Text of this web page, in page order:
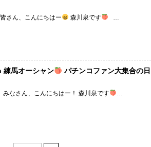
さん、こんにちはー 森川泉です …
練馬オーシャン パチンコファン大集合の日
なさん、こんにちはー！ 森川泉です …